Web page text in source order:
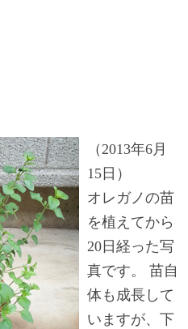
（2013年6月
15日）
オレガノの苗
を植えてから
20日経った写
真です。 苗自
体も成長して
いますが、下